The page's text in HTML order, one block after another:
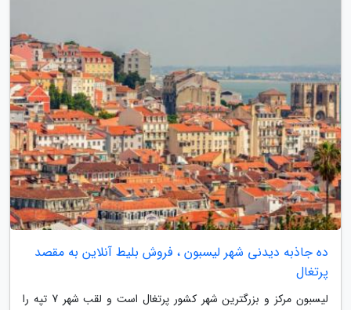
ده جاذبه دیدنی شهر لیسبون ، فروش بلیط آنلاین به مقصد
پرتغال
لیسبون مرکز و بزرگترین شهر کشور پرتغال است و لقب شهر 7 تپه را